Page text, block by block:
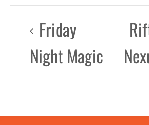
Friday
Night Magic